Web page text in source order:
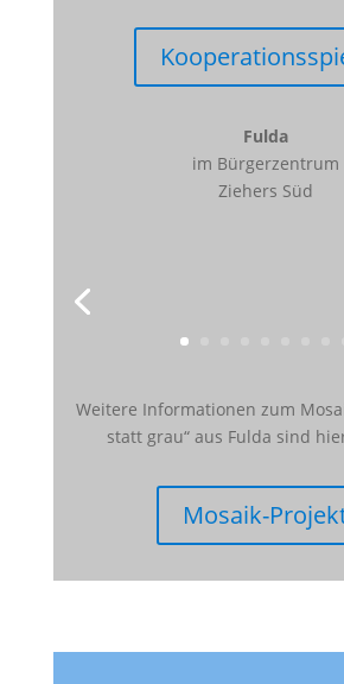
Fulda
im Bürgerzentrum
Ziehers Süd
Weitere Informationen zum
statt grau“ aus Fulda sind
Mosaik-